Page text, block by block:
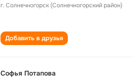
г. Солнечногорск (Солнечногорский район)
Добавить в друзья
Софья Потапова